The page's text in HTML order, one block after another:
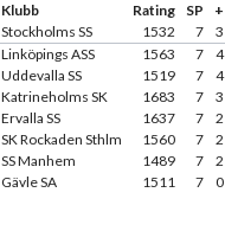
Klubb Rating SP +
Stockholms SS 1532 7 3
Linköpings ASS 1563 7 4
Uddevalla SS 1519 7 4
Katrineholms SK 1683 7 3
Ervalla SS 1637 7 2
SK Rockaden Sthlm 1560 7 2
SS Manhem 1489 7 2
Gävle SA 1511 7 0